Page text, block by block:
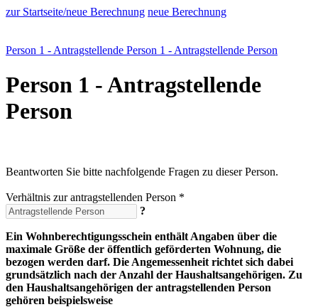
zur Startseite/neue Berechnung neue Berechnung
Person 1 - Antragstellende Person 1 - Antragstellende Person
Person 1 - Antragstellende
Person
Beantworten Sie bitte nachfolgende Fragen zu dieser Person.
Verhältnis zur antragstellenden Person *
?
Ein Wohnberechtigungsschein enthält Angaben über die
maximale Größe der öffentlich geförderten Wohnung, die
bezogen werden darf. Die Angemessenheit richtet sich dabei
grundsätzlich nach der Anzahl der Haushaltsangehörigen. Zu
den Haushaltsangehörigen der antragstellenden Person
gehören beispielsweise